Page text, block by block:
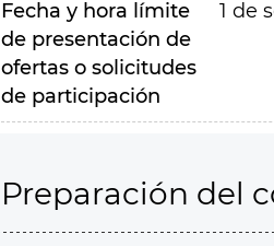
Fecha y hora límite
de presentación de
ofertas o solicitudes
de participación
1 de
Preparación del